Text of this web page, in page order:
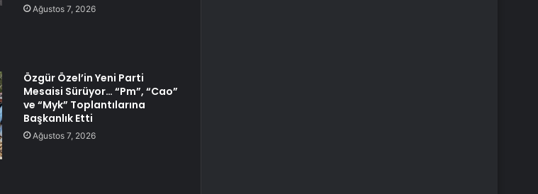
Ağustos 7, 2026
Özgür Özel’in Yeni Parti
Mesaisi Sürüyor… “Pm”, “Cao”
ve “Myk” Toplantılarına
Başkanlık Etti
Ağustos 7, 2026